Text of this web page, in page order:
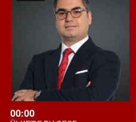
00:00